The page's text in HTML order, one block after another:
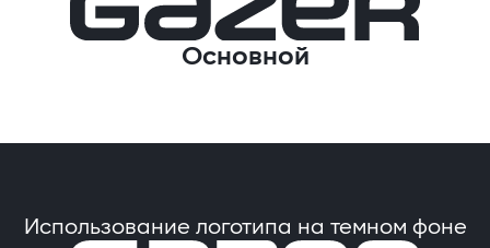
Основной
Использование логотипа на темном фоне